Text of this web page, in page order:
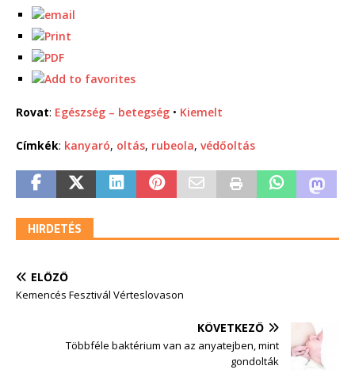
Rovat: Egészség – betegség • Kiemelt
Címkék: kanyaró, oltás, rubeola, védőoltás
HIRDETÉS
ELŐZŐ
Kemencés Fesztivál Vérteslovason
KÖVETKEZŐ
Többféle baktérium van az anyatejben, mint
gondolták